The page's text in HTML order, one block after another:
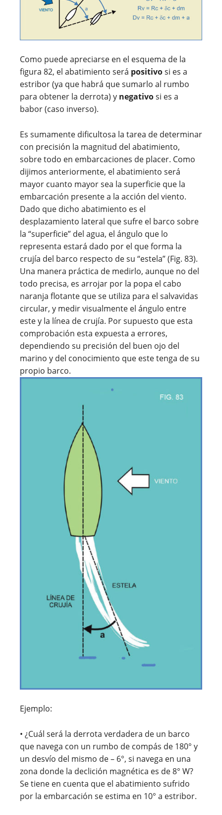
Como puede apreciarse en el esquema de la
figura 82, el abatimiento será positivosi es a
estribor (ya que habrá que sumarlo al rumbo
para obtener la derrota) y negativosi es a
babor (caso inverso).
Es sumamente dificultosa la tarea de determinar
con precisión la magnitud del abatimiento,
sobre todo en embarcaciones de placer. Como
dijimos anteriormente, el abatimiento será
mayor cuanto mayor sea la superficie que la
embarcación presente a la acción del viento.
Dado que dicho abatimiento es el
desplazamiento lateral que sufre el barco sobre
la “superficie” del agua, el ángulo que lo
representa estará dado por el que forma la
crujía del barco respecto de su “estela” (Fig. 83).
Una manera práctica de medirlo, aunque no del
todo precisa, es arrojar por la popa el cabo
naranja flotante que se utiliza para el salvavidas
circular, y medir visualmente el ángulo entre
este y la línea de crujía. Por supuesto que esta
comprobación esta expuesta a errores,
dependiendo su precisión del buen ojo del
marino y del conocimiento que este tenga de su
propio barco.
Ejemplo:
• ¿Cuál será la derrota verdadera de un barco
que navega con un rumbo de compás de 180° y
un desvío del mismo de – 6°, si navega en una
zona donde la declición magnética es de 8° W?
Se tiene en cuenta que el abatimiento sufrido
por la embarcación se estima en 10° a estribor.